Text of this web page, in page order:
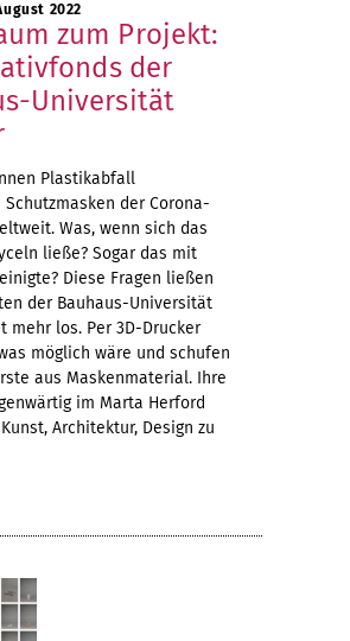
2022
zum Projekt:
der
Universität
Plastikabfall
der Corona-
Was, wenn sich das
ließe? Sogar das mit
Diese Fragen ließen
der Bauhaus-Universität
mehr los. Per 3D-Drucker
möglich wäre und schufen
aus Maskenmaterial. Ihre
im Marta Herford
Architektur, Design zu